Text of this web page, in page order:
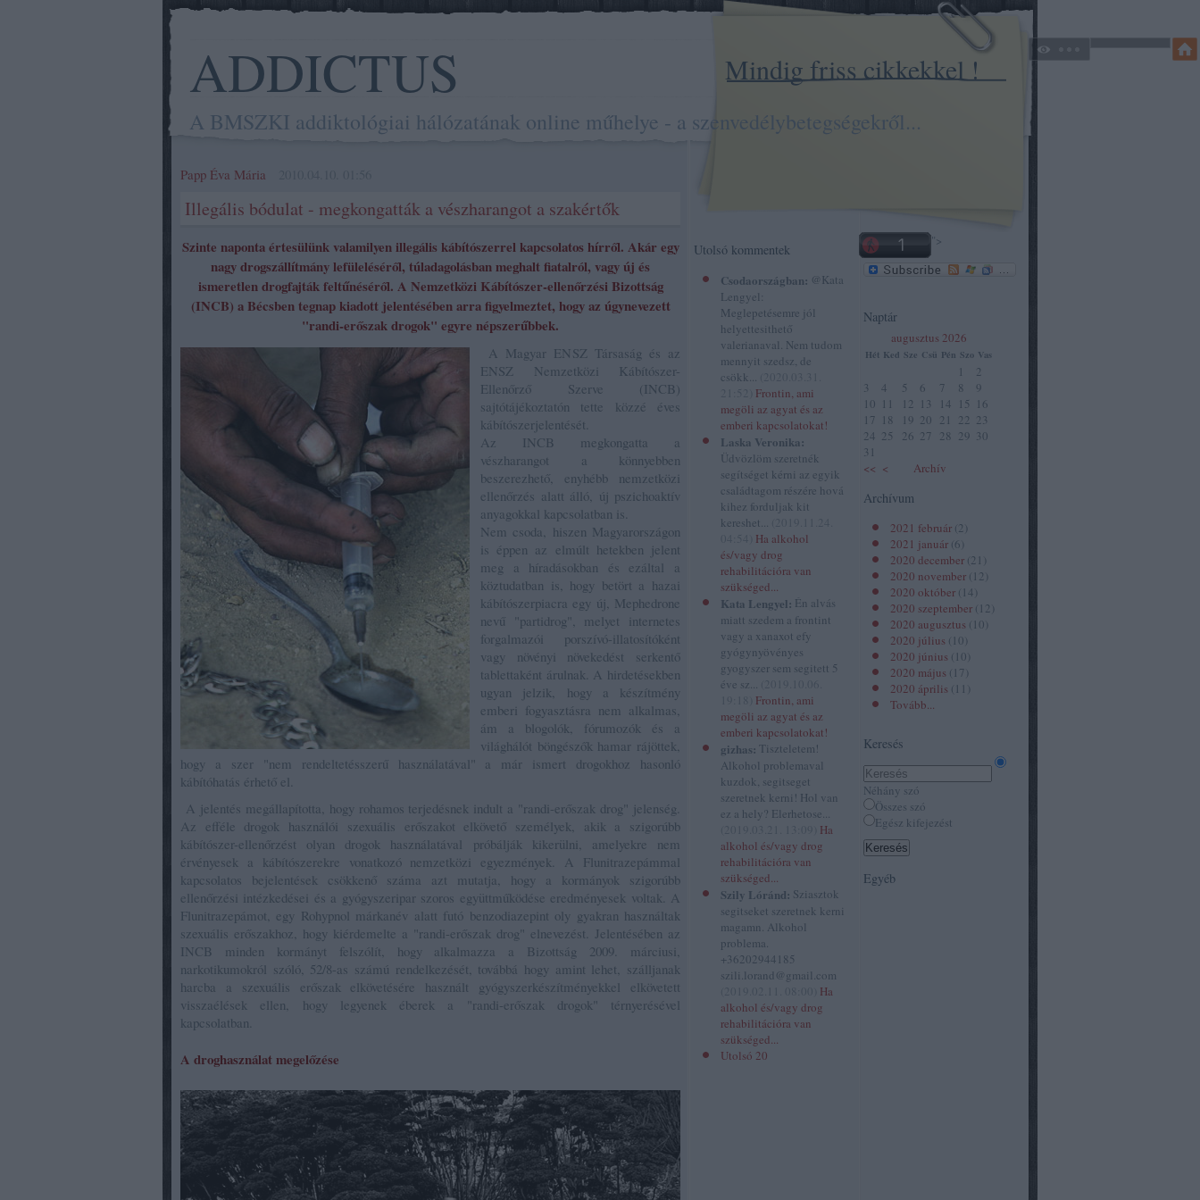
ADDICTUS
A BMSZKI addiktológiai hálózatának online műhelye - a szenvedélybetegségekről...
Mindig friss cikkekkel !
">
Naptár
augusztus 2026
Hét Ked Sze Csü Pén Szo Vas
<< < Archív
1
2
3
4 5 6 7 8
9
10 11 12 13 14 15
16
17 18 19 20 21 22 23
24 25 26 27 28 29 30
31
Archívum
2021 február (2
2021 január (6
2020 december (21
2020 november ( 12
2020 október ( 14
2020 szeptember ( 12
2020 augusztus ( 10
2020 július ( 10
2020 június ( 10
2020 május ( 17
2020 április ( 11
Tovább...
Keresés
Néhány szó
Összes szó
Egész kifejezést
Egyéb
Utolsó kommentek
Csodaországban: @Kata
Lengyel:
Meglepetésemre jól
helyettesithető
valerianaval. Nem tudom
mennyit szedsz, de
csökk...
Frontin, ami
megöli az agyat és az
emberi kapcsolatokat!
Laska Veronika:
Üdvözlöm szeretnék
segítséget kérni az egyik
családtagom részére hová
kihez forduljak kit
kereshet...
Ha alkohol
és/vagy drog
rehabilitációra van
szükséged...
Kata Lengyel: Én alvás
miatt szedem a frontint
vagy a xanaxot efy
gyógynyövényes
gyogyszer sem segitett 5
éve sz...
Frontin, ami
megöli az agyat és az
emberi kapcsolatokat!
gizhas: Tiszteletem!
Alkohol problemaval
kuzdok, segitseget
szeretnek kerni! Hol van
ez a hely? Elerhetose...
Ha
alkohol és/vagy drog
rehabilitációra van
szükséged...
Szily Lóránd: Sziasztok
segitseket szeretnek kerni
magamn. Alkohol
problema.
+36202944185
szili.lorand@gmail.com
Ha
alkohol és/vagy drog
rehabilitációra van
szükséged...
Utolsó 20
Papp Éva Mária
Illegális bódulat - megkongatták a vészharangot a szakértők
Szinte naponta értesülünk valamilyen illegális kábítószerrel kapcsolatos hírről. Akár egy
nagy drogszállítmány lefüleléséről, túladagolásban meghalt fiatalról, vagy új és
ismeretlen drogfajták feltűnéséről. A Nemzetközi Kábítószer-ellenőrzési Bizottság
(INCB) a Bécsben tegnap kiadott jelentésében arra figyelmeztet, hogy az úgynevezett
"randi-erőszak drogok" egyre népszerűbbek.
A Magyar ENSZ Társaság és az
ENSZ Nemzetközi Kábítószer-
Ellenőrző Szerve (INCB)
sajtótájékoztatón tette közzé éves
kábítószerjelentését.
Az INCB megkongatta a
vészharangot a könnyebben
beszerezhető, enyhébb nemzetközi
ellenőrzés alatt álló, új pszichoaktív
anyagokkal kapcsolatban is.
Nem csoda, hiszen Magyarországon
is éppen az elmúlt hetekben jelent
meg a híradásokban és ezáltal a
köztudatban is, hogy betört a hazai
kábítószerpiacra egy új, Mephedrone
nevű "partidrog", melyet internetes
forgalmazói porszívó-illatosítóként
vagy növényi növekedést serkentő
tablettaként árulnak. A hirdetésekben
ugyan jelzik, hogy a készítmény
emberi fogyasztásra nem alkalmas,
ám a blogolók, fórumozók és a
világhálót böngészők hamar rájöttek,
hogy a szer "nem rendeltetésszerű használatával" a már ismert drogokhoz hasonló
kábítóhatás érhető el.
A jelentés megállapította, hogy rohamos terjedésnek indult a "randi-erőszak drog" jelenség.
Az efféle drogok használói szexuális erőszakot elkövető személyek, akik a szigorúbb
kábítószer-ellenőrzést olyan drogok használatával próbálják kikerülni, amelyekre nem
érvényesek a kábítószerekre vonatkozó nemzetközi egyezmények. A Flunitrazepámmal
kapcsolatos bejelentések csökkenő száma azt mutatja, hogy a kormányok szigorúbb
ellenőrzési intézkedései és a gyógyszeripar szoros együttműködése eredményesek voltak. A
Flunitrazepámot, egy Rohypnol márkanév alatt futó benzodiazepint oly gyakran használtak
szexuális erőszakhoz, hogy kiérdemelte a "randi-erőszak drog" elnevezést. Jelentésében az
INCB minden kormányt felszólít, hogy alkalmazza a Bizottság 2009. márciusi,
narkotikumokról szóló, 52/8-as számú rendelkezését, továbbá hogy amint lehet, szálljanak
harcba a szexuális erőszak elkövetésére használt gyógyszerkészítményekkel elkövetett
visszaélések ellen, hogy legyenek éberek a "randi-erőszak drogok" térnyerésével
kapcsolatban.
A droghasználat megelőzése